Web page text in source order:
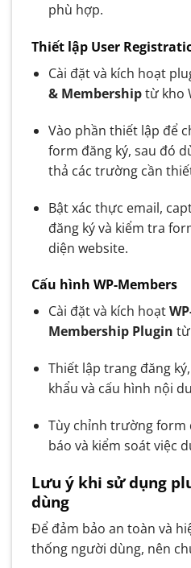
phù hợp.
Thiết lập User
Cài đặt và kích hoạt
& Membershiptừ kho
Vào phần thiết lập để
form đăng ký, sau đó
thả các trường cần
Bật xác thực email,
đăng ký và kiểm tra
diện website.
Cấu hình WP-Members
Cài đặt và kích hoạt
Membership Plugin
Thiết lập trang đăng
khẩu và cấu hình nội
Tùy chỉnh trường form
báo và kiểm soát việc
Lưu ý khi sử dụng
dùng
Để đảm bảo an toàn và
thống người dùng, nên